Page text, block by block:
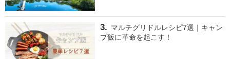
マルチグリドルレシピ7選｜キャン
プ飯に革命を起こす！